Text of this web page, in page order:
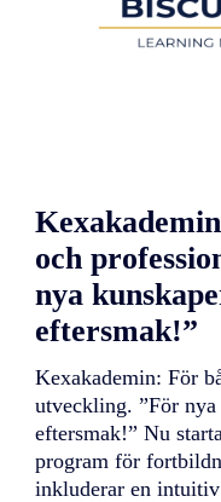
i
e
F
r
o
m
o
o
d
A
w
a
och
nya
eftersmak!”
Kexakademin: För
utveckling. ”För
eftersmak!” Nu
program för
inkluderar en